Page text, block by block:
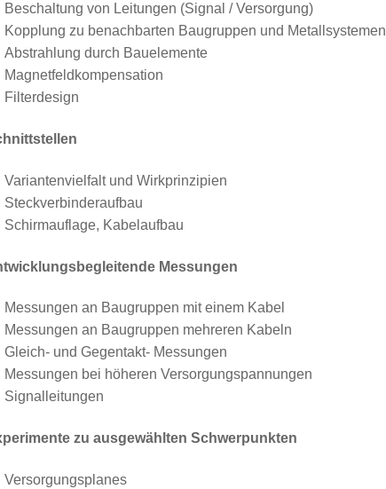
Beschaltung von Leitungen (Signal / Versorgung)
Kopplung zu benachbarten Baugruppen und Metallsystemen
Abstrahlung durch Bauelemente
Magnetfeldkompensation
Filterdesign
Variantenvielfalt und Wirkprinzipien
Steckverbinderaufbau
Schirmauflage, Kabelaufbau
Messungen
Messungen an Baugruppen mit einem Kabel
Messungen an Baugruppen mehreren Kabeln
Gleich- und Gegentakt- Messungen
Messungen bei höheren Versorgungspannungen
Signalleitungen
zu ausgewählten Schwerpunkten
Versorgungsplanes